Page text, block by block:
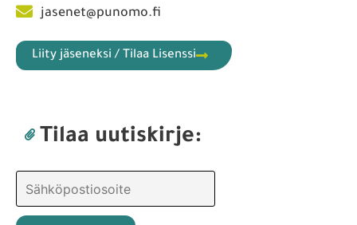
jasenet@punomo.fi
Liity jäseneksi / Tilaa Lisenssi
Tilaa uutiskirje: